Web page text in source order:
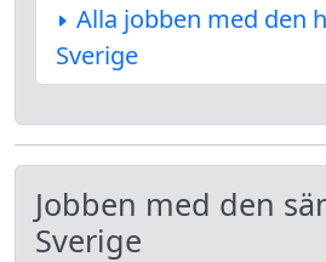
Alla jobben med den
Sverige
Jobben med den
Sverige